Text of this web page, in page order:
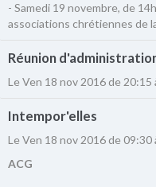
- Samedi 19 novembre, de
associations chrétiennes de
Réunion
Le Ven 18 nov 2016de 20:15
Intempor'elles
Le Ven 18 nov 2016de 09:30
ACG